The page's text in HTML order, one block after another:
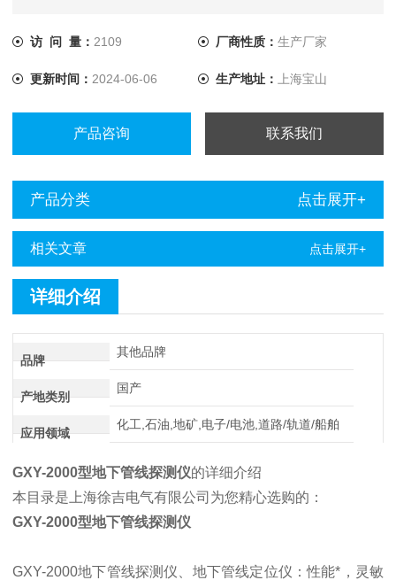
访 问 量： 2109 厂商性质： 生产厂家
更新时间： 2024-06-06 生产地址： 上海宝山
产品咨询 联系我们
产品分类 点击展开+
相关文章 点击展开+
详细介绍
品牌
其他品牌
产地类别
国产
应用领域
化工,石油,地矿,电子/电池,道路/轨道/船舶
GXY-2000型地下管线探测仪的详细介绍
本目录是上海徐吉电气有限公司为您精心选购的：
GXY-2000型地下管线探测仪
GXY-2000地下管线探测仪、地下管线定位仪：性能*，灵敏